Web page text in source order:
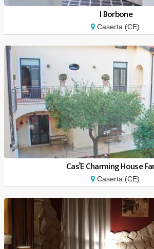
I Borbone
Caserta (CE)
Cas’E Charming House
Caserta (CE)